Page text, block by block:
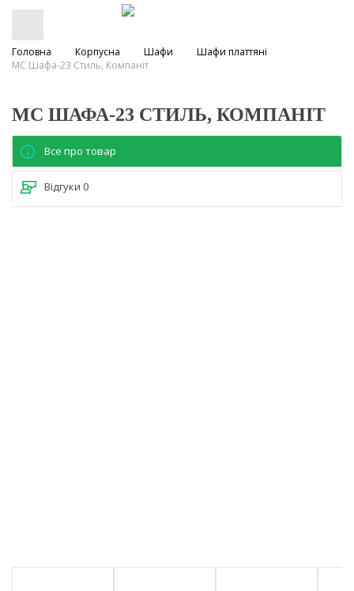
Головна Корпусна Шафи
Шафи платтяні
МС Шафа-23 Стиль, Компаніт
МС ШАФА-23 СТИЛЬ, КОМПАНІТ
Все про товар
Відгуки 0